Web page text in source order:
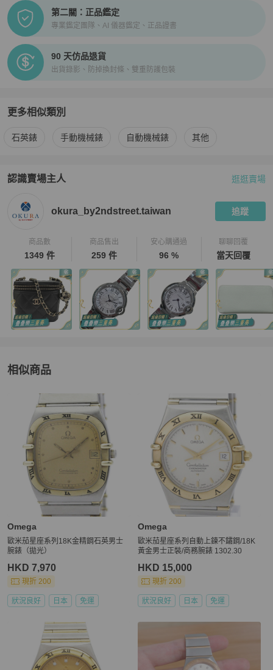
第二關：正品鑑定
專業鑑定團隊、AI 儀器鑑定、正品證書
90 天仿品退貨
出貨錄影、防掉換封條、雙重防護包裝
更多相似類別
更多Omega 女錶相似商品推薦
石英錶 手動機械錶 自動機械錶 其他
認識賣場主人
PopChill 拍拍圈嚴選賣家 介紹
逛逛賣場
okura_by2ndstreet.taiwan 追蹤
商品數
1349 件
商品售出
259 件
安心購通過
96 %
聊聊回覆
當天回覆
相似商品
Omega 推薦精品
Omega
歐米茄星座系列18K金精鋼石英男士
腕錶（拋光）
HKD 7,970
現折 200
狀況良好 日本 免運
Omega
歐米茄星座系列自動上鍊不鏽鋼/18K
黃金男士正裝/商務腕錶 1302.30
HKD 15,000
現折 200
狀況良好 日本 免運